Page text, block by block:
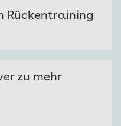
Rückentraining
zu mehr